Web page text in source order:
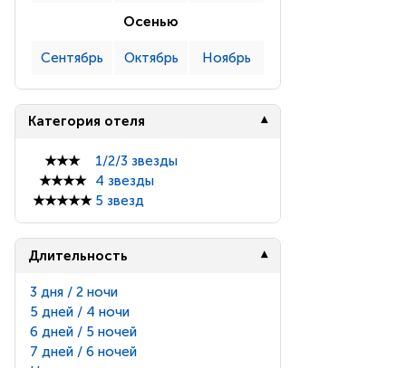
Осенью
Сентябрь Октябрь Ноябрь
Категория отеля
★★★
1/2/3 звезды
★★★★
4 звезды
★★★★★ 5 звезд
Длительность
3 дня / 2 ночи
5 дней / 4 ночи
6 дней / 5 ночей
7 дней / 6 ночей